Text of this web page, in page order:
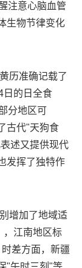
注意心脑血管
生物节律变化
历准确记载了
日的日全食
分地区可
古代"天狗食
述又提供现代
发挥了独特作
增加了地域适
，江南地区标
差方面，新疆